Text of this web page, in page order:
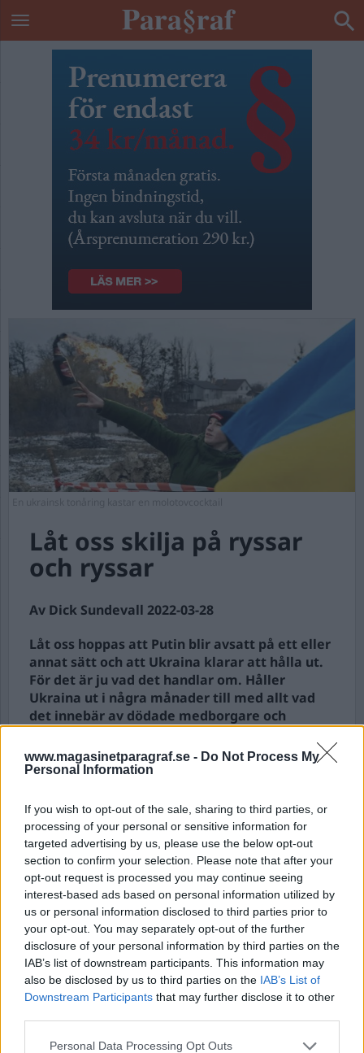
www.magasinetparagraf.se - Do Not Process My
Personal Information
If you wish to opt-out of the sale, sharing to third parties, or
processing of your personal or sensitive information for
targeted advertising by us, please use the below opt-out
section to confirm your selection. Please note that after your
opt-out request is processed you may continue seeing
interest-based ads based on personal information utilized by
us or personal information disclosed to third parties prior to
your opt-out. You may separately opt-out of the further
disclosure of your personal information by third parties on the
IAB’s list of downstream participants. This information may
also be disclosed by us to third parties on the IAB’s List of
Downstream Participants that may further disclose it to other
Personal Data Processing Opt Outs
Låt oss skilja på ryssar
och ryssar
Av Dick Sundevall 2022-03-28
Låt oss hoppas att Putin blir avsatt på ett eller
annat sätt och att Ukraina klarar att hålla ut.
För det är ju vad det handlar om. Håller
Ukraina ut i några månader till med allt vad
det innebär av dödade medborgare och
något hända vad gäller Putin och de ja-sägare
han omger sig med.
Men vi måste skilja på ryssar och ryssar. Söker
ryssar asyl i Sverige så bör de i likhet med de som
...
Börja prenumerera för att läsa detta innehåll.
Starta din prenumerationhär
Eller logga in på ditt konto nedan: